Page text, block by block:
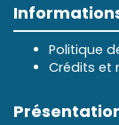
Politique
Crédits et